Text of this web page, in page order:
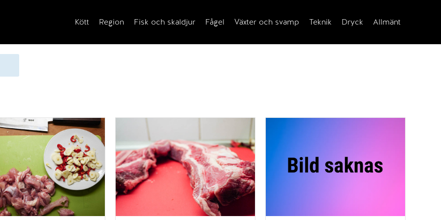
Kött Region Fisk och skaldjur Fågel Växter och svamp Teknik Dryck Allmänt